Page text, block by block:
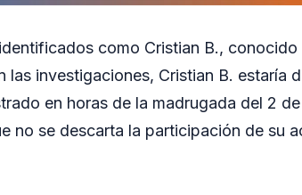
como Cristian B., conocido
las investigaciones, Cristian B. estaría
en horas de la madrugada del 2
no se descarta la participación de su